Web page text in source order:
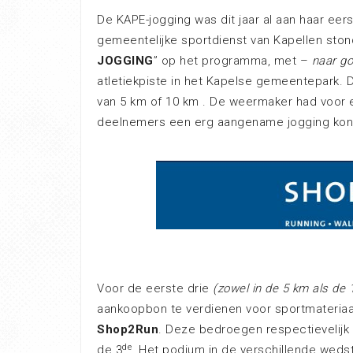
De KAPE-jogging was dit jaar al aan haar
gemeentelijke sportdienst van Kapellen
JOGGING” op het programma, met – naar
atletiekpiste in het Kapelse gemeentepark.
van 5 km of 10 km . De weermaker had
deelnemers een erg aangename jogging
Voor de eerste drie (zowel in de 5 km als de
aankoopbon te verdienen voor
Shop2Run. Deze bedroegen respectievelijk
de 3de . Het podium in de verschillende